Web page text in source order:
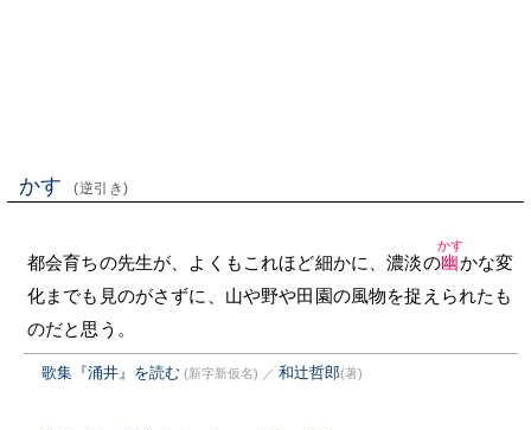
かす (逆引き)
都会育ちの先生が、よくもこれほど細かに、濃淡の幽
かす
かな変
化までも見のがさずに、山や野や田園の風物を捉えられたも
のだと思う。
歌集『涌井』を読む (新字新仮名) ／ 和辻哲郎(著)